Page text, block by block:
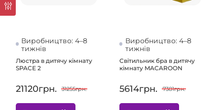
Виробництво: 4–8
тижнів
Люстра в дитячу кімнату
SPACE 2
21120грн. 31255грн.
Виробництво: 4–8
тижнів
Світильник бра в дитячу
кімнату MACAROON
5614грн. 7381грн.